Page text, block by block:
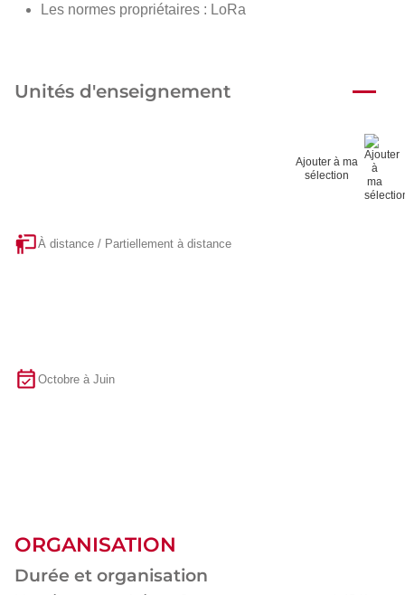
Les normes propriétaires : LoRa
Unités d'enseignement
Ajouter à ma
sélection
À distance / Partiellement à distance
Octobre à Juin
ORGANISATION
Durée et organisation